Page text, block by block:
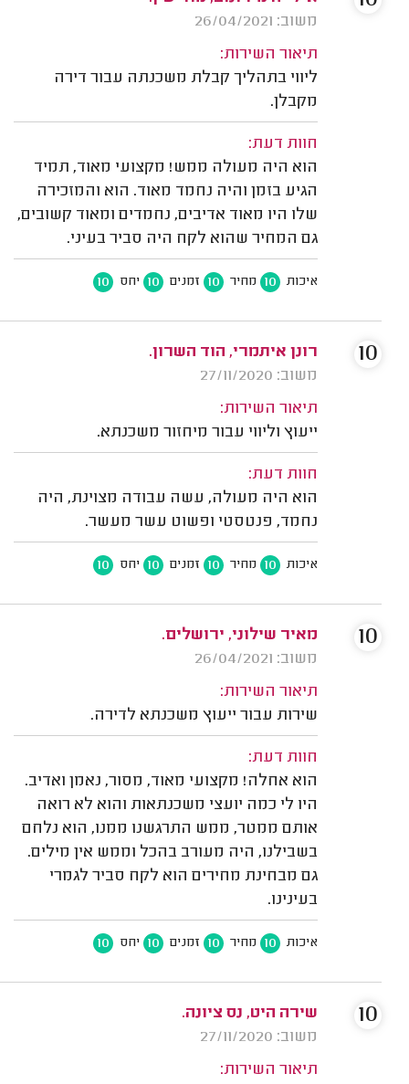
משוב: 26/04/2021
תיאור השירות:
ליווי בתהליך קבלת משכנתה עבור דירה
מקבלן.
חוות דעת:
הוא היה מעולה ממש! מקצועי מאוד, תמיד
הגיע בזמן והיה נחמד מאוד. הוא והמזכירה
שלו היו מאוד אדיבים, נחמדים ומאוד קשובים,
גם המחיר שהוא לקח היה סביר בעיני.
איכות 10 מחיר 10 זמנים 10 יחס 10
רונן איתמרי, הוד השרון.
משוב: 27/11/2020
תיאור השירות:
ייעוץ וליווי עבור מיחזור משכנתא.
חוות דעת:
הוא היה מעולה, עשה עבודה מצוינת, היה
נחמד, פנטסטי ופשוט עשר מעשר.
איכות 10 מחיר 10 זמנים 10 יחס 10
10
מאיר שילוני, ירושלים.
משוב: 26/04/2021
תיאור השירות:
שירות עבור ייעוץ משכנתא לדירה.
חוות דעת:
הוא אחלה! מקצועי מאוד, מסור, נאמן ואדיב.
היו לי כמה יועצי משכנתאות והוא לא רואה
אותם ממטר, ממש התרגשנו ממנו, הוא נלחם
בשבילנו, היה מעורב בהכל וממש אין מילים.
גם מבחינת מחירים הוא לקח סביר לגמרי
בעינינו.
איכות 10 מחיר 10 זמנים 10 יחס 10
10
שירה היט, נס ציונה.
משוב: 27/11/2020
תיאור השירות:
10